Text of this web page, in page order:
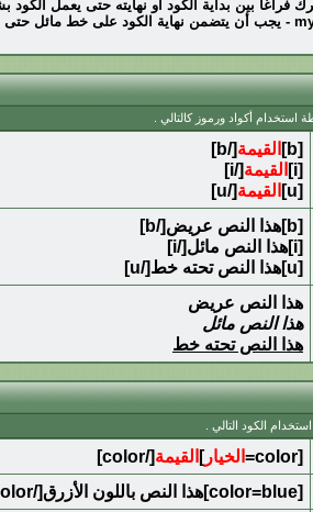
فراغآ بين بداية الكود أو نهايته حتى يعمل
- يجب أن يتضمن نهاية الكود على خط مائل
أكواد ورموز كالتالي .
[b] القيمة[/b]
[i]
القيمة[/i]
[u]
القيمة[/u]
[b]هذا النص عريض[/b]
[i]هذا النص مائل[/i]
[u]هذا النص تحته خط[/u]
هذا النص عريض
هذا النص مائل
هذا النص تحته خط
الكود التالي .
[color= الخيار] القيمة[/color]
[color=blue]هذا النص باللون الأزرق[/color]